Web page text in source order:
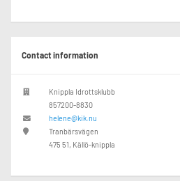
Contact information
Knippla Idrottsklubb
857200-8830
helene@kik.nu
Tranbärsvägen
475 51, Källö-knippla